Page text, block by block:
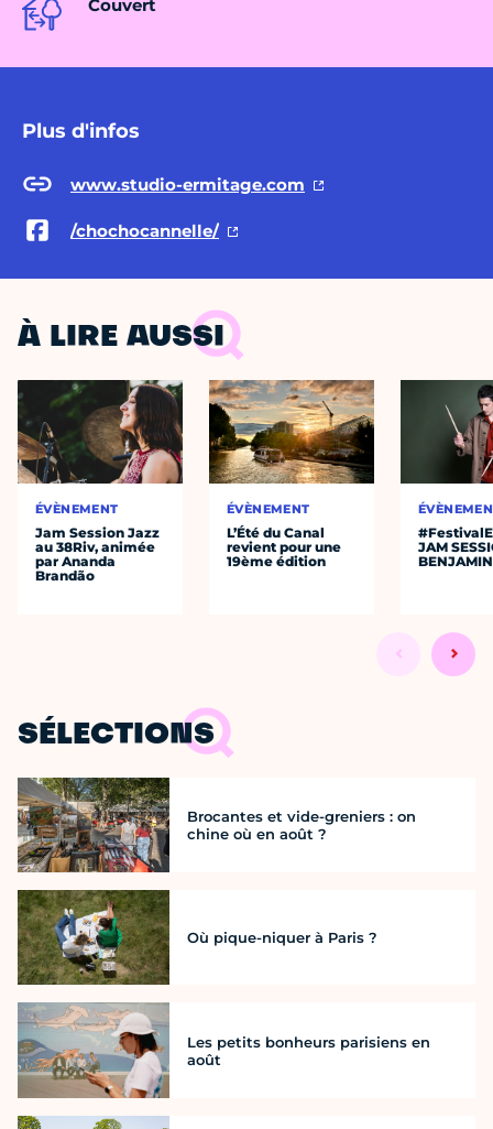
Couvert
Plus d'infos
www.studio-ermitage.com
/chochocannelle/
À LIRE AUSSI
ÉVÈNEMENT
Jam Session Jazz
au 38Riv, animée
par Ananda
Brandão
ÉVÈNEMENT
L’Été du Canal
revient pour une
19ème édition
JAM
SÉLECTIONS
Brocantes et vide-greniers : on
chine où en août ?
Où pique-niquer à Paris ?
Les petits bonheurs parisiens en
août